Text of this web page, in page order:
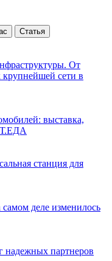
Статья
От
сети в
выставка,
станция для
деле изменилось
надежных партнеров